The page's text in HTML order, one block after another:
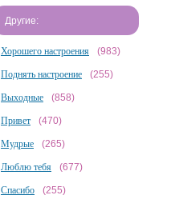
Другие:
Хорошего настроения (983)
Поднять настроение (255)
Выходные (858)
Привет (470)
Мудрые (265)
Люблю тебя (677)
Спасибо (255)